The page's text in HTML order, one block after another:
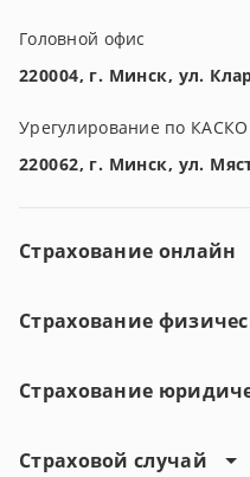
Головной офис
220004, г. Минск, ул.
Урегулирование по КАСКО
220062, г. Минск, ул.
Страхование онлайн
Страхование
Страхование
Страховой случай